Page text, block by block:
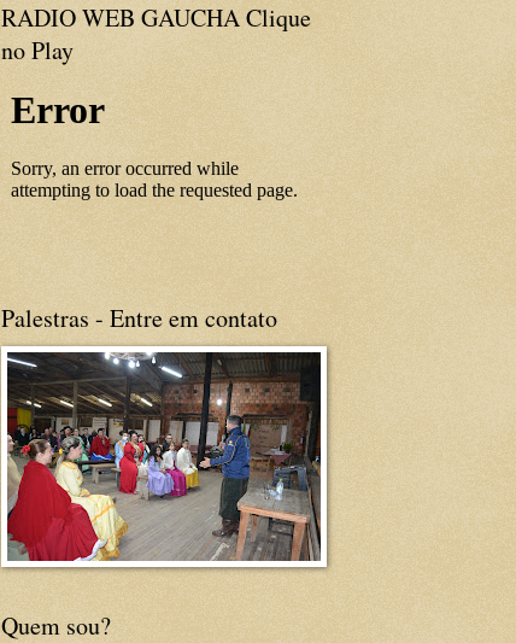
RADIO WEB GAUCHA Clique
no Play
Palestras - Entre em contato
Quem sou?